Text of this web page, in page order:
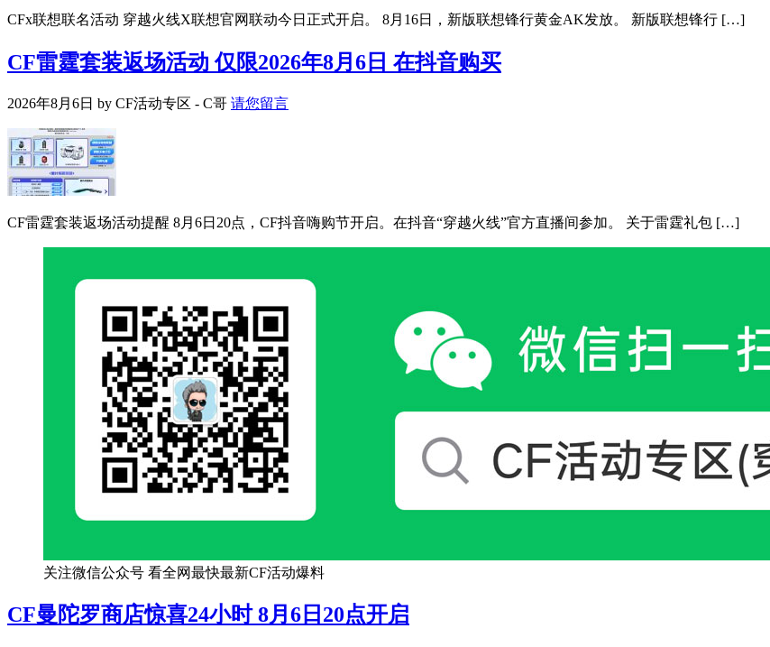
CFx联想联名活动 穿越火线X联想官网联动今日正式开启。 8月16日，新版联想锋行黄金AK发放。 新版联想锋行 […]
CF雷霆套装返场活动 仅限2026年8月6日 在抖音购买
2026年8月6日 by CF活动专区 - C哥 请您留言
CF雷霆套装返场活动提醒 8月6日20点，CF抖音嗨购节开启。在抖音“穿越火线”官方直播间参加。 关于雷霆礼包 […]
关注微信公众号 看全网最快最新CF活动爆料
CF曼陀罗商店惊喜24小时 8月6日20点开启